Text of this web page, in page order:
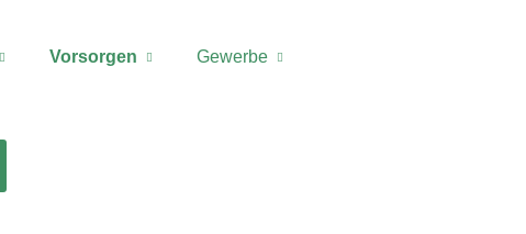
Vorsorgen Gewerbe